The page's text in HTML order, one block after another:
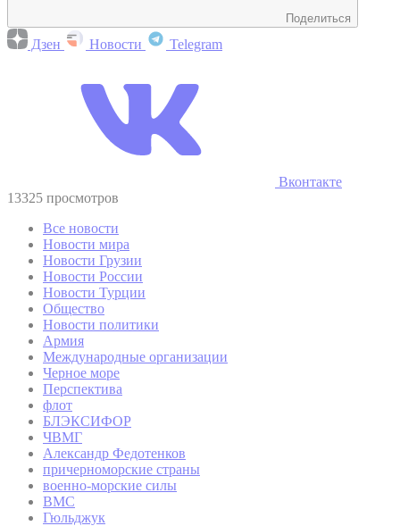
Поделиться
Дзен Новости Telegram
Вконтакте
13325 просмотров
Все новости
Новости мира
Новости Грузии
Новости России
Новости Турции
Общество
Новости политики
Армия
Международные организации
Черное море
Перспектива
флот
БЛЭКСИФОР
ЧВМГ
Александр Федотенков
причерноморские страны
военно-морские силы
ВМС
Гюльджук